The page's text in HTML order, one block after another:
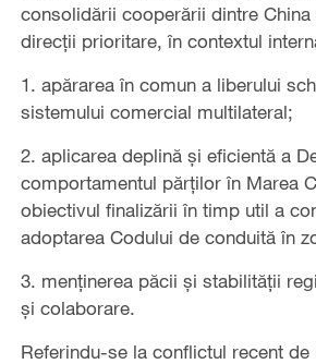
consolidării cooperării dintre China
direcții prioritare, în contextul
1. apărarea în comun a liberului
sistemului comercial multilateral;
2. aplicarea deplină și eficientă a
comportamentul părților în Marea
obiectivul finalizării în timp util a
adoptarea Codului de conduită în
3. menținerea păcii și stabilității
și colaborare.
Referindu-se la conflictul recent